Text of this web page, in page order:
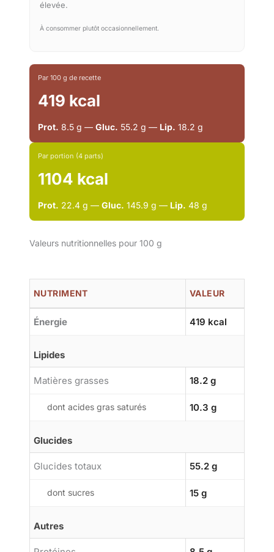
élevée.
À consommer plutôt occasionnellement.
Par 100 g de recette
419 kcal
Prot. 8.5 g — Gluc. 55.2 g — Lip. 18.2 g
Par portion (4 parts)
1104 kcal
Prot. 22.4 g — Gluc. 145.9 g — Lip. 48 g
Valeurs nutritionnelles pour 100 g
NUTRIMENT VALEUR
Énergie 419 kcal
Lipides
Matières grasses 18.2 g
dont acides gras saturés 10.3 g
Glucides
Glucides totaux 55.2 g
dont sucres 15 g
Autres